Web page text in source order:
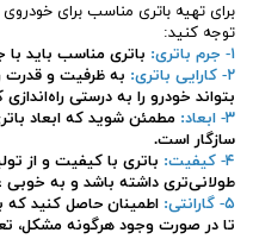
برای تهیه باتری مناسب برای خودروی
توجه کنید:
۱- جرم باتری:
باتری مناسب باید با
۲- کارایی باتری:
به ظرفیت و قدرت
بتواند خودرو را به درستی راه‌اندازی
۳- ابعاد:
مطمئن شوید که ابعاد
سازگار است.
۴- کیفیت:
باتری با کیفیت و از
طولانی‌تری داشته باشد و به خوبی
۵- گارانتی:
اطمینان حاصل کنید که
تا در صورت وجود هرگونه مشکل،